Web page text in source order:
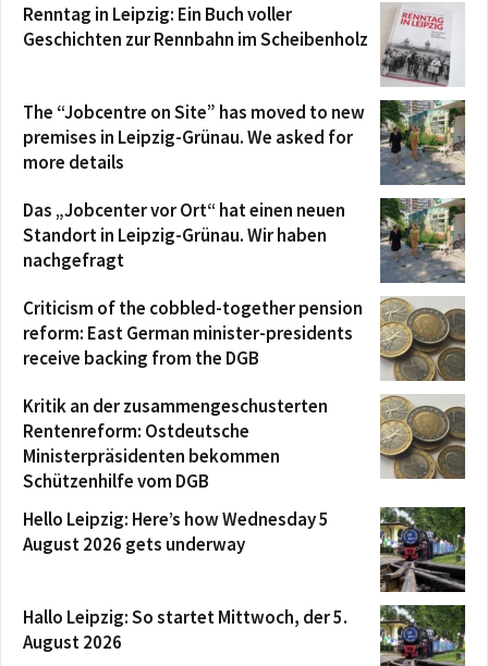
Renntag in Leipzig: Ein Buch voller
Geschichten zur Rennbahn im Scheibenholz
The “Jobcentre on Site” has moved to new
premises in Leipzig-Grünau. We asked for
more details
Das „Jobcenter vor Ort“ hat einen neuen
Standort in Leipzig-Grünau. Wir haben
nachgefragt
Criticism of the cobbled-together pension
reform: East German minister-presidents
receive backing from the DGB
Kritik an der zusammengeschusterten
Rentenreform: Ostdeutsche
Ministerpräsidenten bekommen
Schützenhilfe vom DGB
Hello Leipzig: Here’s how Wednesday 5
August 2026 gets underway
Hallo Leipzig: So startet Mittwoch, der 5.
August 2026